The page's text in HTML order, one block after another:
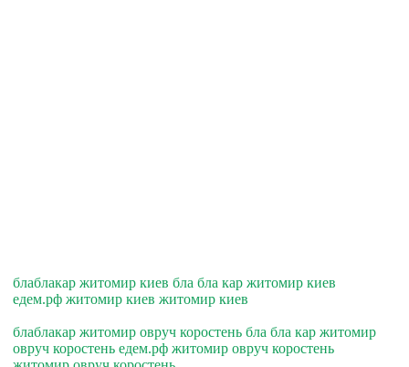
блаблакар житомир киев бла бла кар житомир киев
едем.рф житомир киев житомир киев
блаблакар житомир овруч коростень бла бла кар житомир
овруч коростень едем.рф житомир овруч коростень